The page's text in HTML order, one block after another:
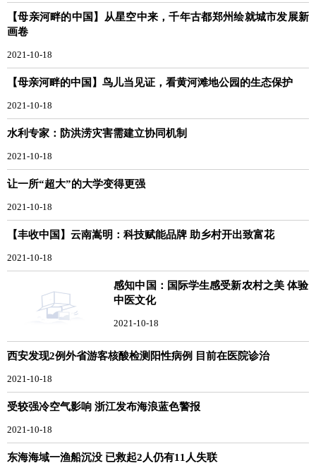
【母亲河畔的中国】从星空中来，千年古都郑州绘就城市发展新
画卷
2021-10-18
【母亲河畔的中国】鸟儿当见证，看黄河滩地公园的生态保护
2021-10-18
水利专家：防洪涝灾害需建立协同机制
2021-10-18
让一所“超大”的大学变得更强
2021-10-18
【丰收中国】云南嵩明：科技赋能品牌 助乡村开出致富花
2021-10-18
感知中国：国际学生感受新农村之美 体验
中医文化
2021-10-18
西安发现2例外省游客核酸检测阳性病例 目前在医院诊治
2021-10-18
受较强冷空气影响 浙江发布海浪蓝色警报
2021-10-18
东海海域一渔船沉没 已救起2人仍有11人失联